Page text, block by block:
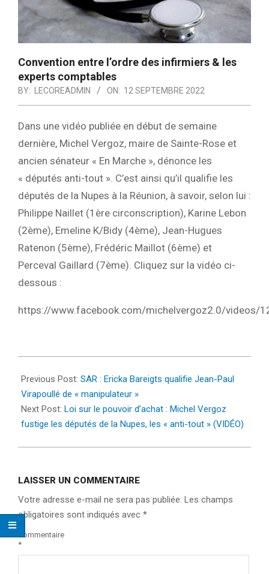
Convention entre l’ordre des infirmiers & les
experts comptables
BY: LECOREADMIN ON: 12 SEPTEMBRE 2022
Dans une vidéo publiée en début de semaine
dernière, Michel Vergoz, maire de Sainte-Rose et
ancien sénateur « En Marche », dénonce les
« députés anti-tout ». C’est ainsi qu’il qualifie les
députés de la Nupes à la Réunion, à savoir, selon lui :
Philippe Naillet (1ère circonscription), Karine Lebon
(2ème), Emeline K/Bidy (4ème), Jean-Hugues
Ratenon (5ème), Frédéric Maillot (6ème) et
Perceval Gaillard (7ème). Cliquez sur la vidéo ci-
dessous :
https://www.facebook.com/michelvergoz2.0/videos/
09-
12
Previous Post: SAR : Ericka Bareigts qualifie Jean-Paul
Virapoullé de « manipulateur »
Next Post: Loi sur le pouvoir d’achat : Michel Vergoz
fustige les députés de la Nupes, les « anti-tout » (VIDÉO)
LAISSER UN COMMENTAIRE
Votre adresse e-mail ne sera pas publiée. Les champs
obligatoires sont indiqués avec *
Commentaire
*